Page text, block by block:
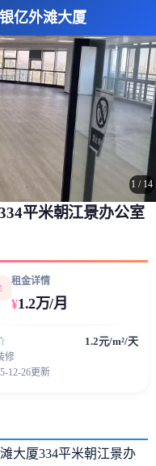
亿外滩大厦
1 / 14
平米朝江景办公室
租金详情
¥1.2万/月
1.2元/m²/天
修
12-26更新
大厦334平米朝江景办